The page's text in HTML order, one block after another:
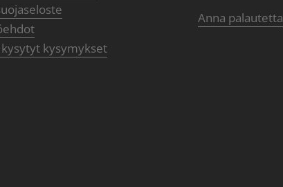
kysytyt kysymykset
Anna palautetta